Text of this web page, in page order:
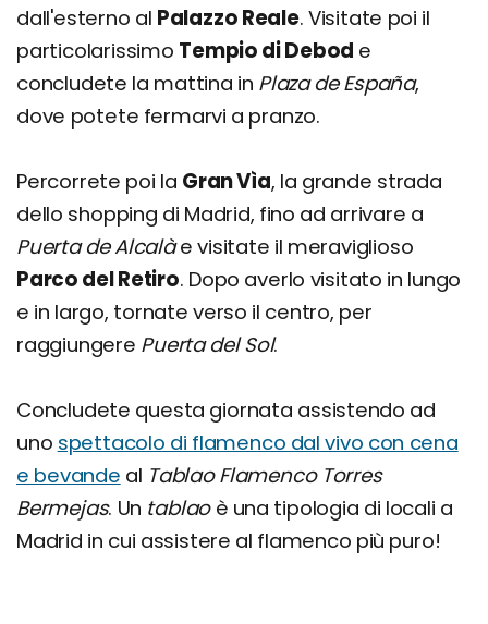
dall'esterno al Palazzo Reale. Visitate poi il
particolarissimo Tempio di Debod e
concludete la mattina in Plaza de España,
dove potete fermarvi a pranzo.
Percorrete poi la Gran Vìa, la grande strada
dello shopping di Madrid, fino ad arrivare a
Puerta de Alcalàe visitate il meraviglioso
Parco del Retiro. Dopo averlo visitato in lungo
e in largo, tornate verso il centro, per
raggiungere Puerta del Sol.
Concludete questa giornata assistendo ad
uno spettacolo di flamenco dal vivo con cena
e bevande al Tablao Flamenco Torres
Bermejas. Un tablaoè una tipologia di locali a
Madrid in cui assistere al flamenco più puro!